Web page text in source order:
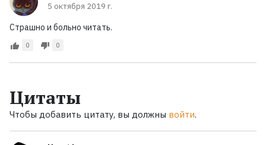
5 октября 2019 г.
Страшно и больно читать.
0 0
Цитаты
Чтобы добавить цитату, вы должны войти.